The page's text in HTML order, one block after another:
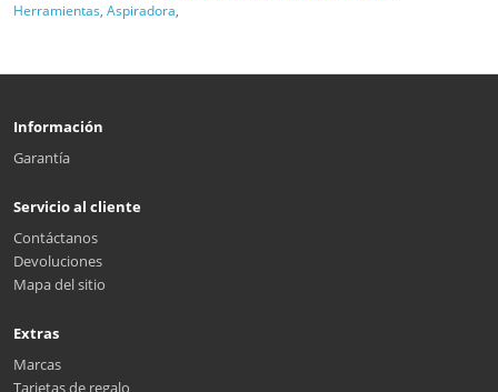
Herramientas, Aspiradora,
Información
Garantía
Servicio al cliente
Contáctanos
Devoluciones
Mapa del sitio
Extras
Marcas